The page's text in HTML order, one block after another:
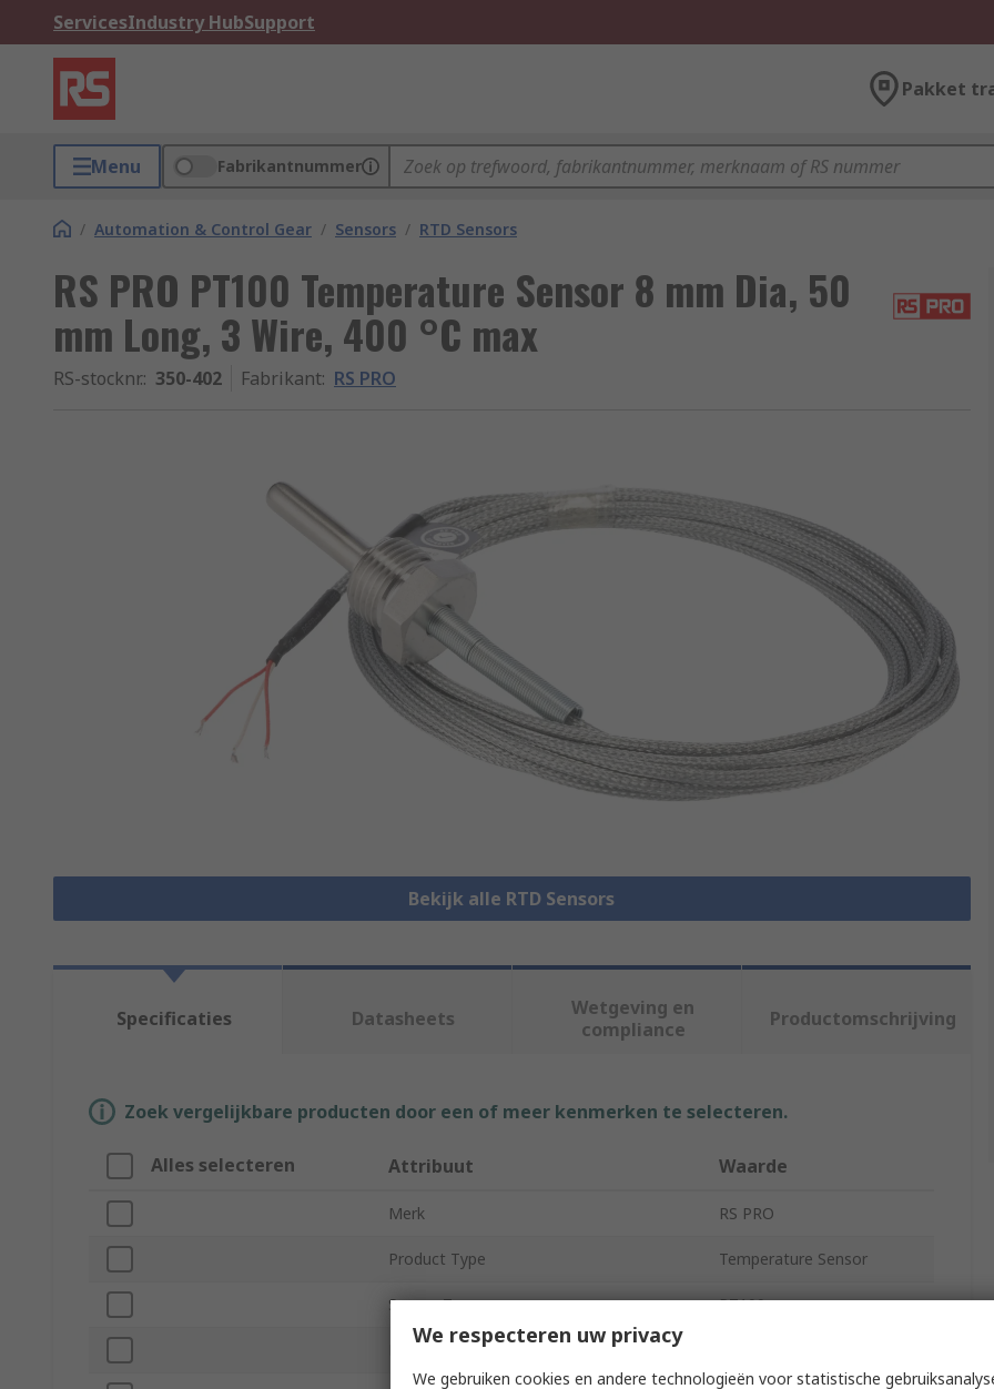
ServicesIndustry HubSupport
Pakket
Menu Fabrikantnummer
/ Automation & Control Gear / Sensors / RTD Sensors
RS PRO PT100 Temperature Sensor 8 mm Dia, 50
mm Long, 3 Wire, 400 °C max
RS-stocknr.: 350-402 Fabrikant: RS PRO
Bekijk alle RTD Sensors
Specificaties Datasheets
Wetgeving en
compliance
Productomschrijving
Zoek vergelijkbare producten door een of meer kenmerken te selecteren.
Alles selecteren Attribuut Waarde
Merk RS PRO
Product Type Temperature Sensor
Sensor Type PT100
Probe Length
We respecteren uw privacy
We gebruiken cookies en andere technologieën voor statistische